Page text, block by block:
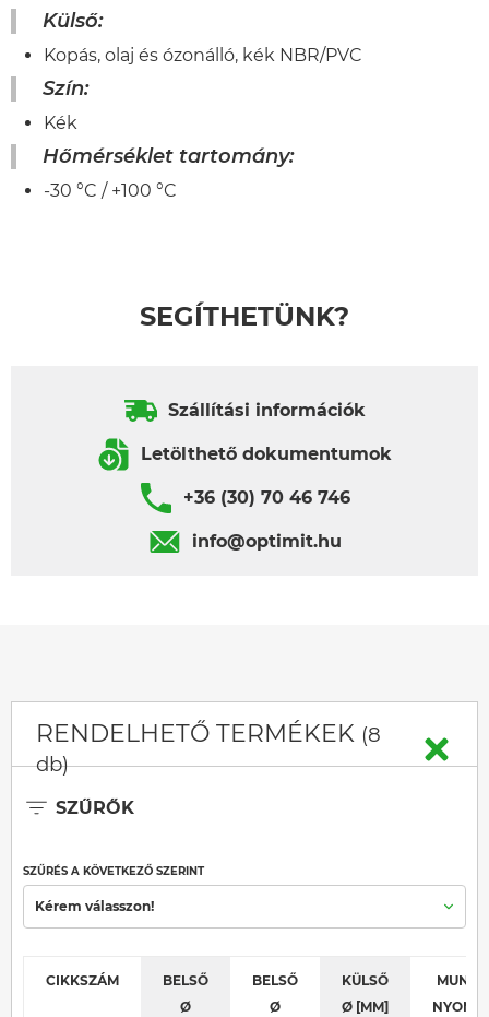
Külső:
Kopás, olaj és ózonálló, kék NBR/PVC
Szín:
Kék
Hőmérséklet tartomány:
-30 °C / +100 °C
SEGÍTHETÜNK?
Szállítási információk
Letölthető dokumentumok
+36 (30) 70 46 746
info@optimit.hu
RENDELHETŐ TERMÉKEK (8
db)
SZŰRŐK
SZŰRÉS A KÖVETKEZŐ SZERINT
Kérem válasszon!
CIKKSZÁM
BELSŐ
Ø
BELSŐ
Ø
KÜLSŐ
Ø [MM]
MUNKA